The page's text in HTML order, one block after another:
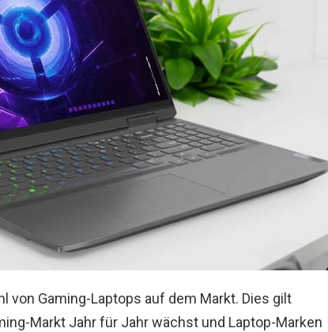
von Gaming-Laptops auf dem Markt. Dies gilt
Markt Jahr für Jahr wächst und Laptop-Marken